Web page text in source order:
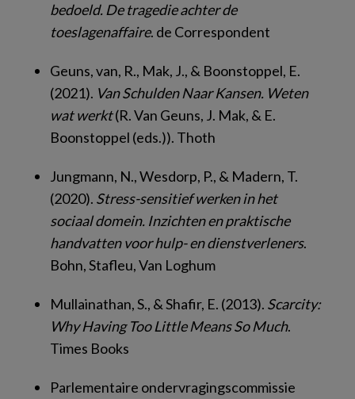
bedoeld. De tragedie achter de
toeslagenaffaire. de Correspondent
Geuns, van, R., Mak, J., & Boonstoppel, E.
(2021). Van Schulden Naar Kansen. Weten
wat werkt(R. Van Geuns, J. Mak, & E.
Boonstoppel (eds.)). Thoth
Jungmann, N., Wesdorp, P., & Madern, T.
(2020). Stress-sensitief werken in het
sociaal domein. Inzichten en praktische
handvatten voor hulp- en dienstverleners.
Bohn, Stafleu, Van Loghum
Mullainathan, S., & Shafir, E. (2013). Scarcity:
Why Having Too Little Means So Much.
Times Books
Parlementaire ondervragingscommissie